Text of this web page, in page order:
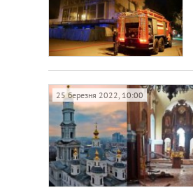
25 березня 2022, 10:00